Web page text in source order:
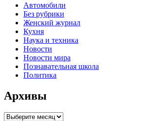
Автомобили
Без рубрики
Женский журнал
Кухня
Наука и техника
Новости
Новости мира
Познавательная школа
Политика
Архивы
Архивы